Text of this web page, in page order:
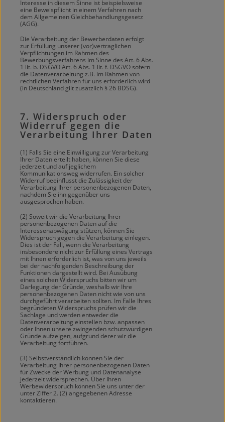
Interesse in diesem Sinne ist beispielsweise
eine Beweispflicht in einem Verfahren nach
dem Allgemeinen Gleichbehandlungsgesetz
(AGG).
Die Verarbeitung der Bewerberdaten erfolgt
zur Erfüllung unserer (vor)vertraglichen
Verpflichtungen im Rahmen des
Bewerbungsverfahrens im Sinne des Art. 6 Abs.
1 lit. b. DSGVO Art. 6 Abs. 1 lit. f. DSGVO sofern
die Datenverarbeitung z.B. im Rahmen von
rechtlichen Verfahren für uns erforderlich wird
(in Deutschland gilt zusätzlich § 26 BDSG).
7. Widerspruch oder
Widerruf gegen die
Verarbeitung Ihrer Daten
(1) Falls Sie eine Einwilligung zur Verarbeitung
Ihrer Daten erteilt haben, können Sie diese
jederzeit und auf jeglichem
Kommunikationsweg widerrufen. Ein solcher
Widerruf beeinflusst die Zulässigkeit der
Verarbeitung Ihrer personenbezogenen Daten,
nachdem Sie ihn gegenüber uns
ausgesprochen haben.
(2) Soweit wir die Verarbeitung Ihrer
personenbezogenen Daten auf die
Interessenabwägung stützen, können Sie
Widerspruch gegen die Verarbeitung einlegen.
Dies ist der Fall, wenn die Verarbeitung
insbesondere nicht zur Erfüllung eines Vertrags
mit Ihnen erforderlich ist, was von uns jeweils
bei der nachfolgenden Beschreibung der
Funktionen dargestellt wird. Bei Ausübung
eines solchen Widerspruchs bitten wir um
Darlegung der Gründe, weshalb wir Ihre
personenbezogenen Daten nicht wie von uns
durchgeführt verarbeiten sollten. Im Falle Ihres
begründeten Widerspruchs prüfen wir die
Sachlage und werden entweder die
Datenverarbeitung einstellen bzw. anpassen
oder Ihnen unsere zwingenden schutzwürdigen
Gründe aufzeigen, aufgrund derer wir die
Verarbeitung fortführen.
(3) Selbstverständlich können Sie der
Verarbeitung Ihrer personenbezogenen Daten
für Zwecke der Werbung und Datenanalyse
jederzeit widersprechen. Über Ihren
Werbewiderspruch können Sie uns unter der
unter Ziffer 2. (2) angegebenen Adresse
kontaktieren.